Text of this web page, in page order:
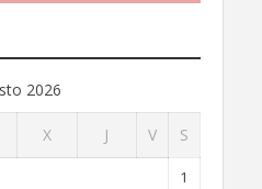
2026
X J V S
1